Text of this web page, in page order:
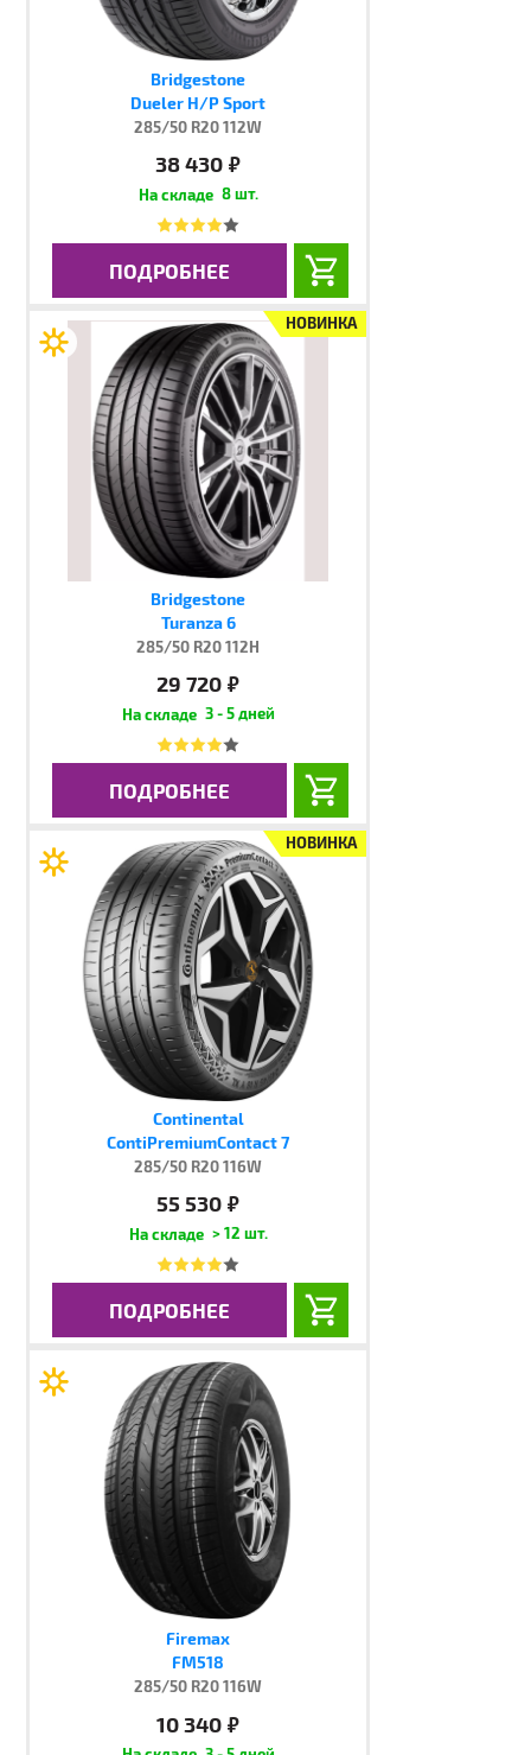
Bridgestone
Dueler H/P Sport
285/50 R20 112W
38 430 руб.
8 шт.
ПОДРОБНЕЕ
НОВИНКА
Bridgestone
Turanza 6
285/50 R20 112H
29 720 руб.
3 - 5 дней
ПОДРОБНЕЕ
НОВИНКА
Continental
ContiPremiumContact 7
285/50 R20 116W
55 530 руб.
> 12 шт.
ПОДРОБНЕЕ
Firemax
FM518
285/50 R20 116W
10 340 руб.